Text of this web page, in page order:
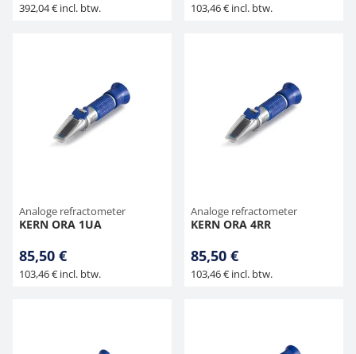
392,04 € incl. btw. 103,46 € incl. btw.
Analoge refractometer
KERN ORA 1UA
85,50 €
103,46 € incl. btw.
Analoge refractometer
KERN ORA 4RR
85,50 €
103,46 € incl. btw.